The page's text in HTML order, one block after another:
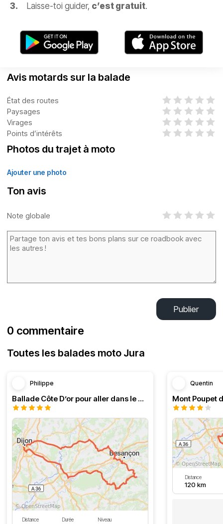
Laisse-toi guider, c’est gratuit.
Avis motards sur la balade
État des routes
Paysages
Virages
Points d’intérêts
Photos du trajet à moto
Ajouter une photo
Ton avis
Note globale
Publier
0 commentaire
Toutes les balades moto Jura
Philippe
Ballade Côte D’or pour aller dans le Doubs
Distance Durée Niveau
Quentin
Mont Poupet
Distance
120 km